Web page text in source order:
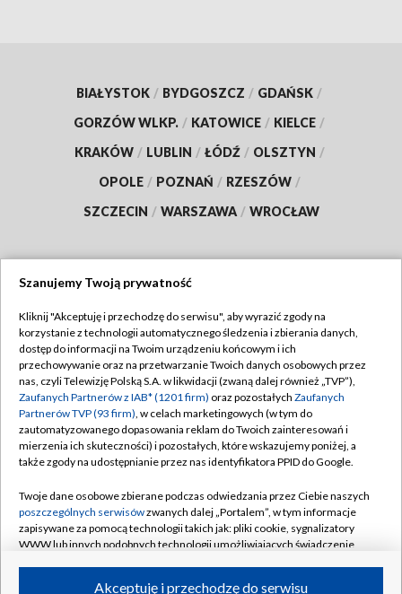
BIAŁYSTOK / BYDGOSZCZ / GDAŃSK /
GORZÓW WLKP. / KATOWICE / KIELCE /
KRAKÓW / LUBLIN / ŁÓDŹ / OLSZTYN /
OPOLE / POZNAŃ / RZESZÓW /
SZCZECIN / WARSZAWA / WROCŁAW
TVP
Abonament TVP
Emisja w TVP
Centrum informacji TVP
Naziemna Telewizja Cyfrowa
Rada Programowa
System NOS
Informacje o nadawcy
Regulamin TVP
Polityka prywatności
Moje zgody
Pomoc
Kontakt
Kanały
Szanujemy Twoją prywatność
Kliknij "Akceptuję i przechodzę do serwisu", aby wyrazić zgody na
korzystanie z technologii automatycznego śledzenia i zbierania danych,
dostęp do informacji na Twoim urządzeniu końcowym i ich
przechowywanie oraz na przetwarzanie Twoich danych osobowych przez
nas, czyli Telewizję Polską S.A. w likwidacji (zwaną dalej również „TVP”),
Zaufanych Partnerów z IAB* (1201 firm) oraz pozostałych Zaufanych
Partnerów TVP (93 firm), w celach marketingowych (w tym do
zautomatyzowanego dopasowania reklam do Twoich zainteresowań i
mierzenia ich skuteczności) i pozostałych, które wskazujemy poniżej, a
także zgody na udostępnianie przez nas identyfikatora PPID do Google.
Twoje dane osobowe zbierane podczas odwiedzania przez Ciebie naszych
poszczególnych serwisówzwanych dalej „Portalem”, w tym informacje
zapisywane za pomocą technologii takich jak: pliki cookie, sygnalizatory
WWW lub innych podobnych technologii umożliwiających świadczenie
Akceptuję i przechodzę do serwisu